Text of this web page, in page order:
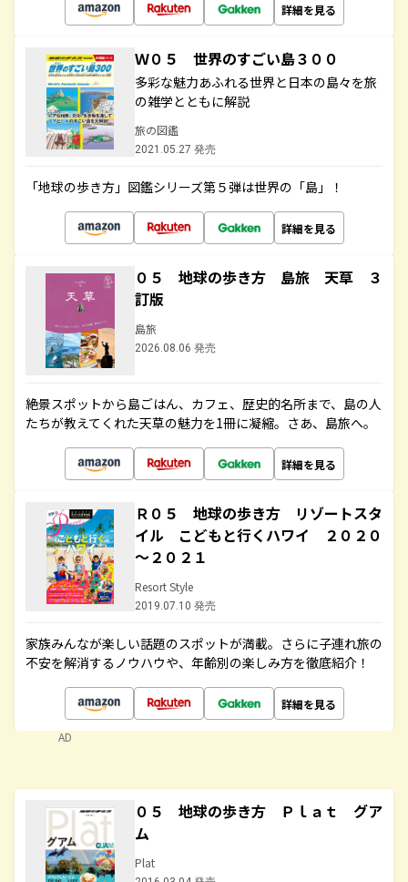
詳細を見る
Ｗ０５ 世界のすごい島３００
多彩な魅力あふれる世界と日本の島々を旅
の雑学とともに解説
旅の図鑑
2021.05.27 発売
「地球の歩き方」図鑑シリーズ第５弾は世界の「島」！
詳細を見る
０５ 地球の歩き方 島旅 天草 ３
訂版
島旅
2026.08.06 発売
絶景スポットから島ごはん、カフェ、歴史的名所まで、島の人
たちが教えてくれた天草の魅力を1冊に凝縮。さあ、島旅へ。
詳細を見る
Ｒ０５ 地球の歩き方 リゾートスタ
イル こどもと行くハワイ ２０２０
～２０２１
Resort Style
2019.07.10 発売
家族みんなが楽しい話題のスポットが満載。さらに子連れ旅の
不安を解消するノウハウや、年齢別の楽しみ方を徹底紹介！
詳細を見る
AD
０５ 地球の歩き方 Ｐｌａｔ グア
ム
Plat